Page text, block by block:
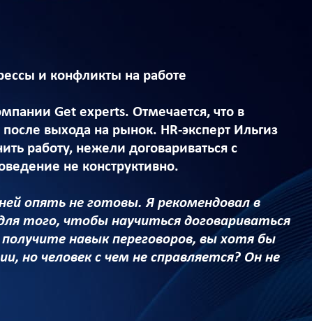
и конфликты на работе
Get experts. Отмечается, что в
выхода на рынок. HR-эксперт Ильгиз
работу, нежели договариваться с
не конструктивно.
опять не готовы. Я рекомендовал в
того, чтобы научиться договариваться
навык переговоров, вы хотя бы
но человек с чем не справляется? Он не